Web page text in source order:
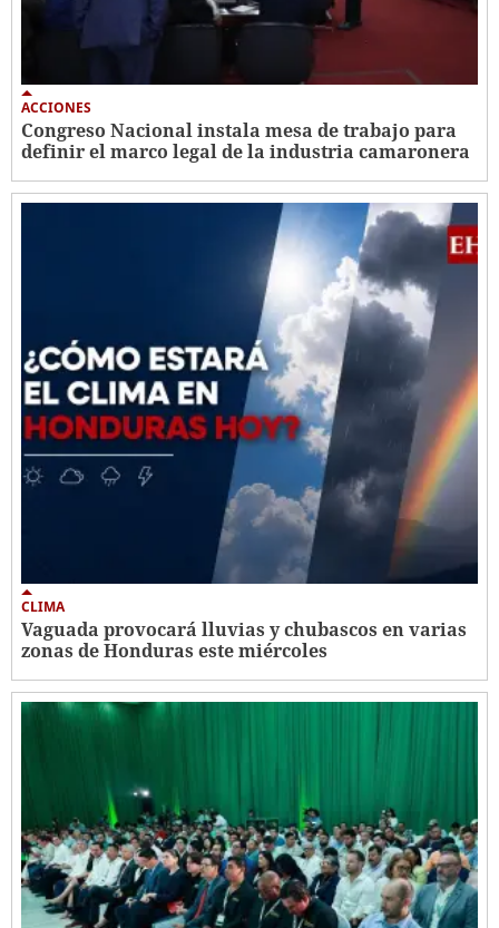
ACCIONES
Congreso Nacional instala mesa de trabajo para
definir el marco legal de la industria camaronera
CLIMA
Vaguada provocará lluvias y chubascos en varias
zonas de Honduras este miércoles